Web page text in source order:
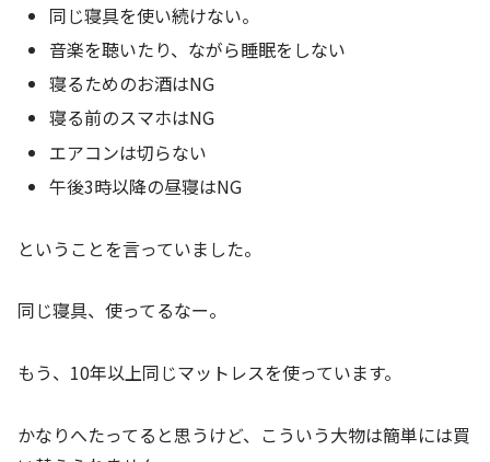
同じ寝具を使い続けない。
音楽を聴いたり、ながら睡眠をしない
寝るためのお酒はNG
寝る前のスマホはNG
エアコンは切らない
午後3時以降の昼寝はNG
ということを言っていました。
同じ寝具、使ってるなー。
もう、10年以上同じマットレスを使っています。
かなりへたってると思うけど、こういう大物は簡単には買